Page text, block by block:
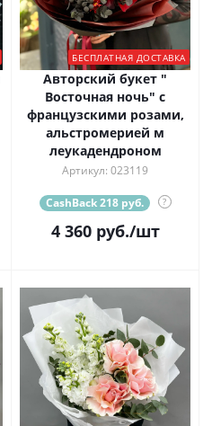
БЕСПЛАТНАЯ ДОСТАВКА
Авторский букет "
Восточная ночь" с
французскими розами,
альстромерией м
леукадендроном
Артикул: 023119
CashBack 218 руб. ?
4 360руб./шт